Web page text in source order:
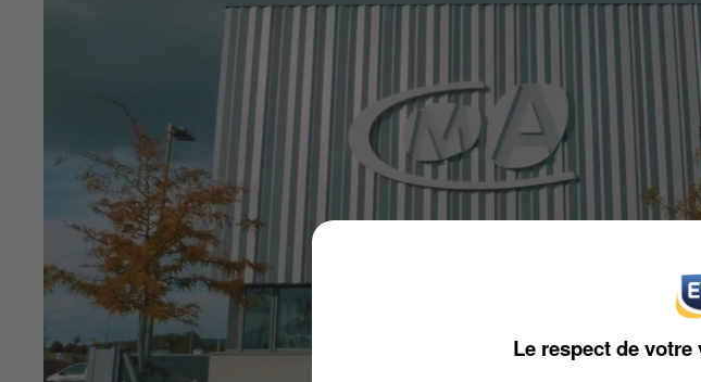
Le respect de